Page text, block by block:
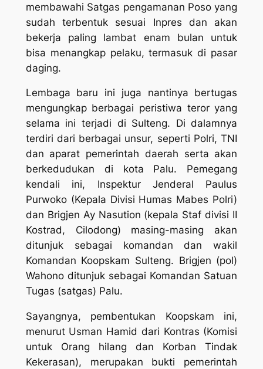
membawahi Satgas pengamanan Poso yang
sudah terbentuk sesuai Inpres dan akan
bekerja paling lambat enam bulan untuk
bisa menangkap pelaku, termasuk di pasar
daging.
Lembaga baru ini juga nantinya bertugas
mengungkap berbagai peristiwa teror yang
selama ini terjadi di Sulteng. Di dalamnya
terdiri dari berbagai unsur, seperti Polri, TNI
dan aparat pemerintah daerah serta akan
berkedudukan di kota Palu. Pemegang
kendali ini, Inspektur Jenderal Paulus
Purwoko (Kepala Divisi Humas Mabes Polri)
dan Brigjen Ay Nasution (kepala Staf divisi II
Kostrad, Cilodong) masing-masing akan
ditunjuk sebagai komandan dan wakil
Komandan Koopskam Sulteng. Brigjen (pol)
Wahono ditunjuk sebagai Komandan Satuan
Tugas (satgas) Palu.
Sayangnya, pembentukan Koopskam ini,
menurut Usman Hamid dari Kontras (Komisi
untuk Orang hilang dan Korban Tindak
Kekerasan), merupakan bukti pemerintah